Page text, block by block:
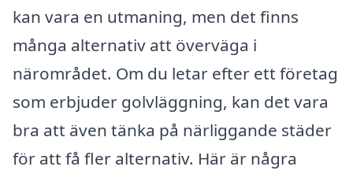
kan vara en utmaning, men det finns
många alternativ att överväga i
närområdet. Om du letar efter ett företag
som erbjuder golvläggning, kan det vara
bra att även tänka på närliggande städer
för att få fler alternativ. Här är några